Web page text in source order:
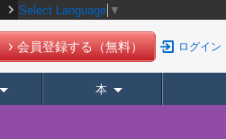
Select Language ▼
会員登録する（無料） ログイン
本